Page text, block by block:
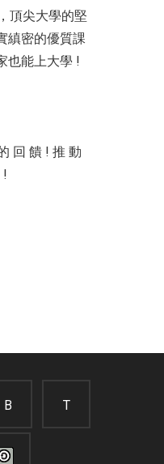
頂尖大學的堅
縝密的優質課
也能上大學 !
回 饋 ! 推 動
!
B T